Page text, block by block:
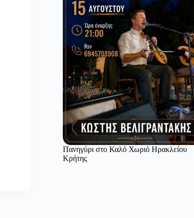
Πανηγύρι στο Καλό Χωριό Ηρακλείου
Κρήτης